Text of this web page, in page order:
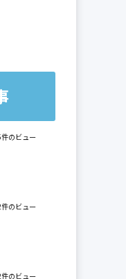
のビュー
のビュー
のビュー